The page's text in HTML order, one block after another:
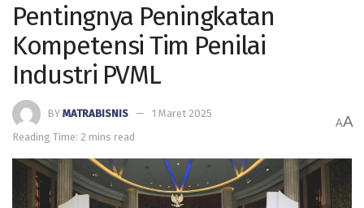
Pentingnya Peningkatan
Kompetensi Tim Penilai
Industri PVML
BY MATRABISNIS
1 Maret 2025
Reading Time: 2 mins read
AA